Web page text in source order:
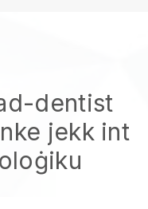
dentist
jekk int